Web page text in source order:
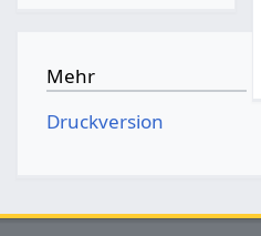
Mehr
Druckversion